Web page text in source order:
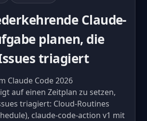
Claude-
planen, die
triagiert
Claude Code 2026
auf einen Zeitplan zu setzen,
triagiert: Cloud-Routines
claude-code-action v1 mit